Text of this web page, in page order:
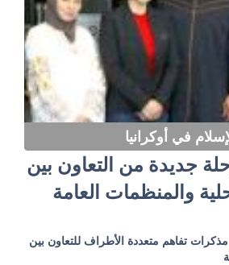
في أوكرانيا
جديدة من التعاون بين
والمنظمات العامة
مذكرات تفاهم متعددة الأطراف للتعاون بين